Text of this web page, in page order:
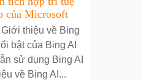
của Microsoft
Giới thiệu về Bing
bật của Bing AI
sử dụng Bing AI
về Bing AI...